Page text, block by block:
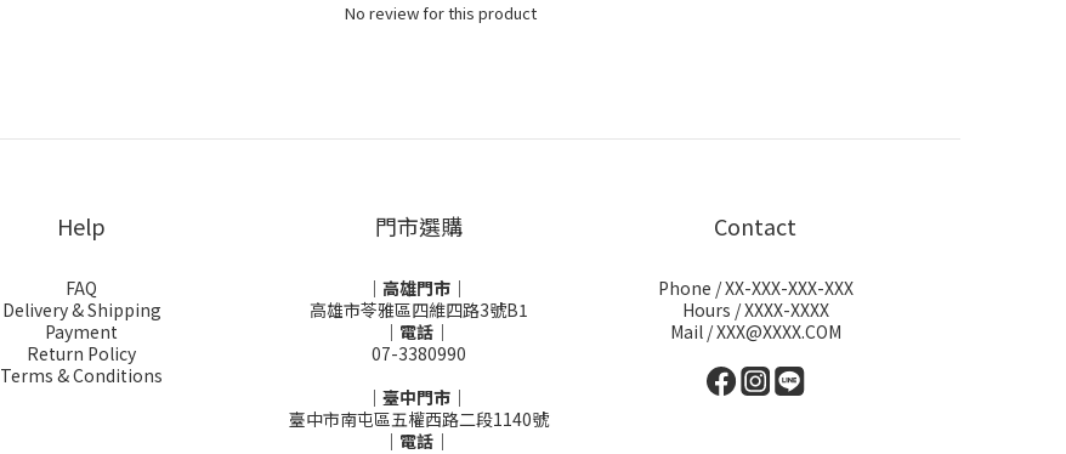
No review for this product
Help
FAQ
Delivery & Shipping
Payment
Return Policy
Terms & Conditions
門市選購
｜高雄門市｜
高雄市苓雅區四維四路3號B1
｜電話｜
07-3380990
｜臺中門市｜
臺中市南屯區五權西路二段1140號
｜電話｜
Contact
Phone / XX-XXX-XXX-XXX
Hours / XXXX-XXXX
Mail / XXX@XXXX.COM